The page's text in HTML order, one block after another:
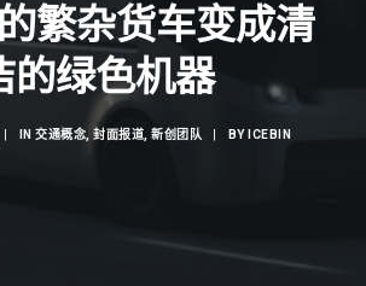
Search
繁杂货车变成清
的绿色机器
IN 交通概念 封面报道 新创团队 BY ICEBIN